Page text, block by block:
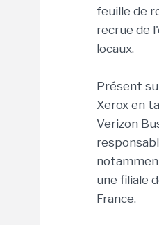
feuille de
recrue de
locaux.
Présent
Xerox en
Verizon
une filiale
France.